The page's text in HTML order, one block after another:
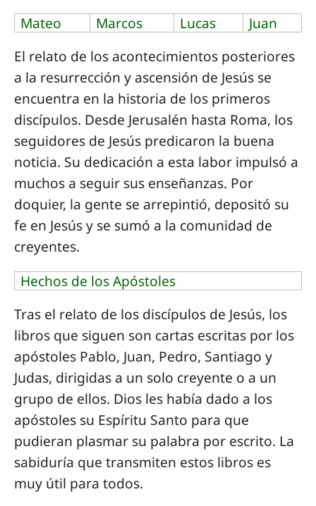
Mateo
Marcos Lucas
Juan
El relato de los acontecimientos posteriores
a la resurrección y ascensión de Jesús se
encuentra en la historia de los primeros
discípulos. Desde Jerusalén hasta Roma, los
seguidores de Jesús predicaron la buena
noticia. Su dedicación a esta labor impulsó a
muchos a seguir sus enseñanzas. Por
doquier, la gente se arrepintió, depositó su
fe en Jesús y se sumó a la comunidad de
creyentes.
Hechos de los Apóstoles
Tras el relato de los discípulos de Jesús, los
libros que siguen son cartas escritas por los
apóstoles Pablo, Juan, Pedro, Santiago y
Judas, dirigidas a un solo creyente o a un
grupo de ellos. Dios les había dado a los
apóstoles su Espíritu Santo para que
pudieran plasmar su palabra por escrito. La
sabiduría que transmiten estos libros es
muy útil para todos.